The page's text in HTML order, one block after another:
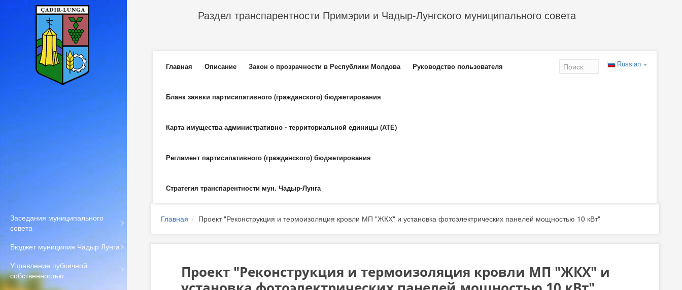
Перейти к основному содержанию
Раздел транспарентности Примэрии и Чадыр-Лунгского муниципального совета
Главное меню
Главная Описание Закон о прозрачности в Республики Молдова Руководство пользователя
Бланк заявки партисипативного (гражданского) бюджетирования
Карта имущества административно - территориальной единицы (АТЕ)
Регламент партисипативного (гражданского) бюджетирования
Стратегия транспарентности мун. Чадыр-Лунга
Russian
Заседания муниципального
совета
Бюджет муниципия Чадыр Лунга
Управление публичной
собственностью
Главная Проект "Реконструкция и термоизоляция кровли МП "ЖКХ" и установка фотоэлектрических панелей мощностью 10 кВт"
Проект "Реконструкция и термоизоляция кровли МП "ЖКХ" и